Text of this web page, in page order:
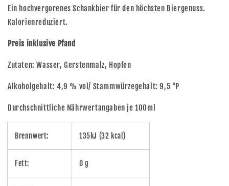
Ein hochvergorenes Schankbier für den höchsten Biergenuss.
Kalorienreduziert.
Preis inklusive Pfand
Zutaten: Wasser, Gerstenmalz, Hopfen
Alkoholgehalt: 4,9 % vol/ Stammwürzegehalt: 9,5 °P
Durchschnittliche Nährwertangaben je 100ml
Brennwert: 135kJ (32 kcal)
Fett: 0 g